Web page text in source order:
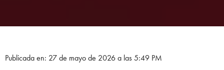
Publicada en: 27 de mayo de 2026 a las 5:49 PM